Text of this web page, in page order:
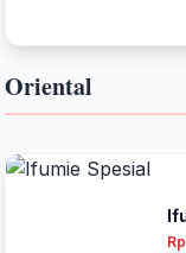
Oriental